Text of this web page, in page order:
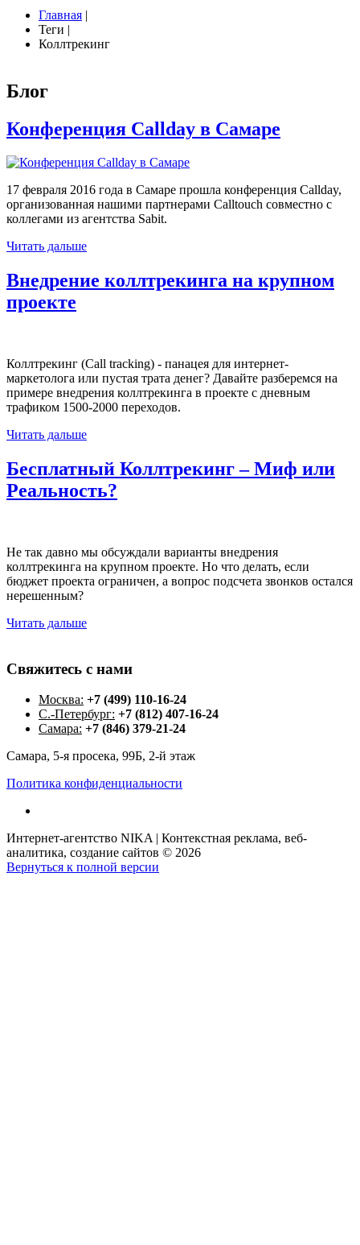
Главная |
Теги |
Коллтрекинг
Блог
Конференция Callday в Самаре
17 февраля 2016 года в Самаре прошла конференция Callday,
организованная нашими партнерами Сalltouch совместно с
коллегами из агентства Sabit.
Читать дальше
Внедрение коллтрекинга на крупном
проекте
Коллтрекинг (Call tracking) - панацея для интернет-
маркетолога или пустая трата денег? Давайте разберемся на
примере внедрения коллтрекинга в проекте с дневным
трафиком 1500-2000 переходов.
Читать дальше
Бесплатный Коллтрекинг – Миф или
Реальность?
Не так давно мы обсуждали варианты внедрения
коллтрекинга на крупном проекте. Но что делать, если
бюджет проекта ограничен, а вопрос подсчета звонков остался
нерешенным?
Читать дальше
Свяжитесь с нами
Москва: +7 (499) 110-16-24
С.-Петербург: +7 (812) 407-16-24
Самара: +7 (846) 379-21-24
Самара, 5-я просека, 99Б, 2-й этаж
Политика конфиденциальности
Интернет-агентство NIKA | Контекстная реклама, веб-
аналитика, создание сайтов © 2026
Вернуться к полной версии